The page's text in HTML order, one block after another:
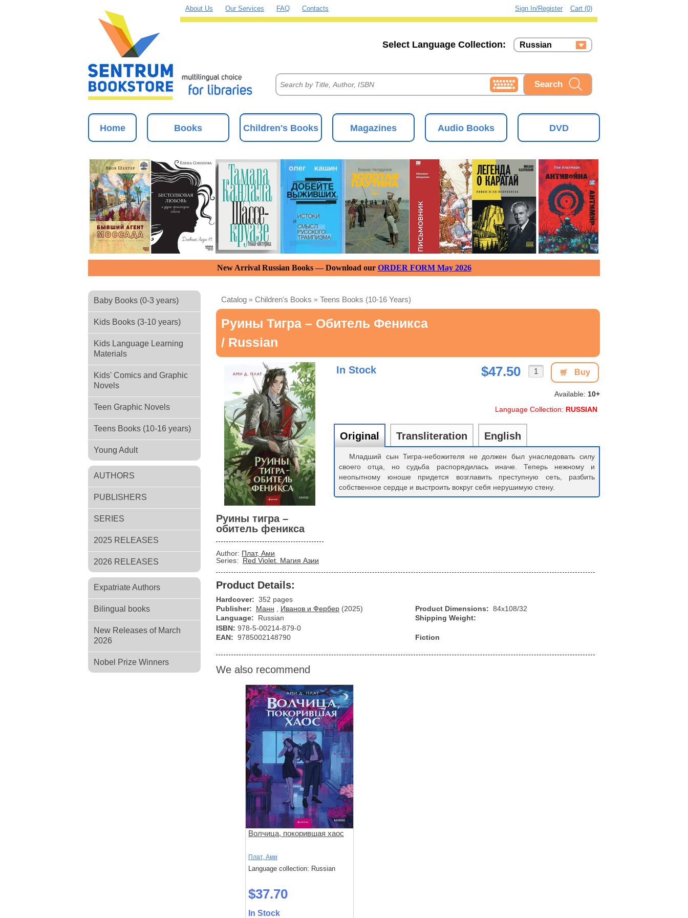
About Us Our Services FAQ Contacts Cart (0)
Sign In/Register
Russian
Ukrainian
Select Language Collection:
Home Books Children's Books Magazines Audio Books DVD
New Arrival Russian Books — Download our ORDER FORM May 2026
Baby Books (0-3 years)
Kids Books (3-10 years)
Kids Language Learning
Materials
Kids' Comics and Graphic
Novels
Teen Graphic Novels
Teens Books (10-16 years)
Young Adult
AUTHORS
PUBLISHERS
SERIES
2025 RELEASES
2026 RELEASES
Expatriate Authors
Bilingual books
New Releases of March
2026
Nobel Prize Winners
Catalog » Children's Books » Teens Books (10-16 Years)
Руины Тигра – Обитель Феникса
/ Russian
Руины тигра –
обитель феникса
Author: Плат, Ами
Series:
Red Violet. Магия Азии
In Stock Buy
$47.50
Available: 10+
Language Collection: RUSSIAN
Original Transliteration English
Младший сын Тигра-небожителя не должен был унаследовать силу
своего отца, но судьба распорядилась иначе. Теперь нежному и
неопытному юноше придется возглавить преступную сеть, разбить
собственное сердце и выстроить вокруг себя нерушимую стену.
Product Details:
Hardcover: 352 pages
Publisher:
Манн Иванов и Фербер (2025)
Language:
Russian
Product Dimensions: 84x108/32
Shipping Weight:
ISBN: 978-5-00214-879-0
EAN: 9785002148790 Fiction
We also recommend
Волчица, покорившая хаос
Плат, Ами
Language collection: Russian
$37.70
In Stock